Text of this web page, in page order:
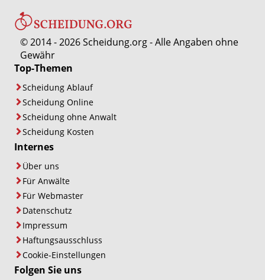
© 2014 - 2026 Scheidung.org - Alle Angaben ohne
Gewähr
Top-Themen
Scheidung Ablauf
Scheidung Online
Scheidung ohne Anwalt
Scheidung Kosten
Internes
Über uns
Für Anwälte
Für Webmaster
Datenschutz
Impressum
Haftungsausschluss
Cookie-Einstellungen
Folgen Sie uns